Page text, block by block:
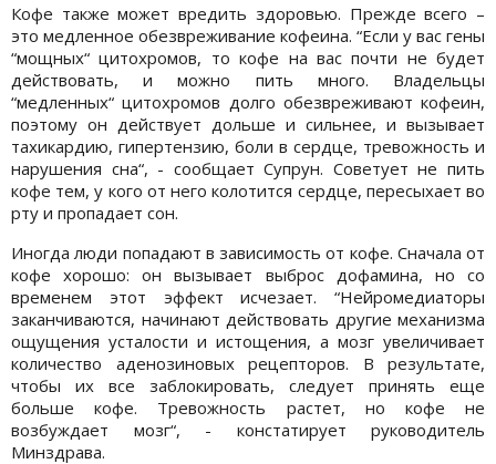
Кофе также может вредить здоровью. Прежде всего –
это медленное обезвреживание кофеина. “Если у вас гены
“мощных“ цитохромов, то кофе на вас почти не будет
действовать, и можно пить много. Владельцы
“медленных“ цитохромов долго обезвреживают кофеин,
поэтому он действует дольше и сильнее, и вызывает
тахикардию, гипертензию, боли в сердце, тревожность и
нарушения сна“, - сообщает Супрун. Советует не пить
кофе тем, у кого от него колотится сердце, пересыхает во
рту и пропадает сон.
Иногда люди попадают в зависимость от кофе. Сначала от
кофе хорошо: он вызывает выброс дофамина, но со
временем этот эффект исчезает. “Нейромедиаторы
заканчиваются, начинают действовать другие механизма
ощущения усталости и истощения, а мозг увеличивает
количество аденозиновых рецепторов. В результате,
чтобы их все заблокировать, следует принять еще
больше кофе. Тревожность растет, но кофе не
возбуждает мозг“, - констатирует руководитель
Минздрава.